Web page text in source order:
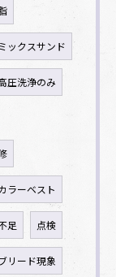
ミックスサンド
圧洗浄のみ
ラーベスト
足 点検
リード現象